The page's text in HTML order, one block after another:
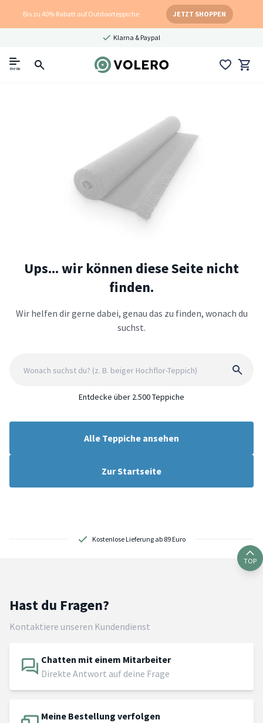
Bis zu 40% Rabatt auf Outdoorteppiche JETZT SHOPPEN
Klarna & Paypal
menu
Ups... wir können diese Seite nicht
finden.
Wir helfen dir gerne dabei, genau das zu finden, wonach du
suchst.
Entdecke über 2.500 Teppiche
Alle Teppiche ansehen
Zur Startseite
Kostenlose Lieferung ab 89 Euro
TOP
Hast du Fragen?
Kontaktiere unseren Kundendienst
Chatten mit einem Mitarbeiter
Direkte Antwort auf deine Frage
Meine Bestellung verfolgen